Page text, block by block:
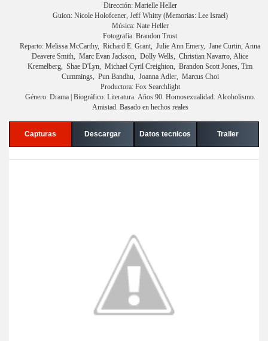
Dirección: Marielle Heller
Guion: Nicole Holofcener, Jeff Whitty (Memorias: Lee Israel)
Música: Nate Heller
Fotografía: Brandon Trost
Reparto: Melissa McCarthy, Richard E. Grant, Julie Ann Emery, Jane Curtin, Anna
Deavere Smith, Marc Evan Jackson, Dolly Wells, Christian Navarro, Alice
Kremelberg, Shae D'Lyn, Michael Cyril Creighton, Brandon Scott Jones, Tim
Cummings, Pun Bandhu, Joanna Adler, Marcus Choi
Productora: Fox Searchlight
Género: Drama | Biográfico. Literatura. Años 90. Homosexualidad. Alcoholismo.
Amistad. Basado en hechos reales
Capturas Descargar Datos tecnicos Trailer